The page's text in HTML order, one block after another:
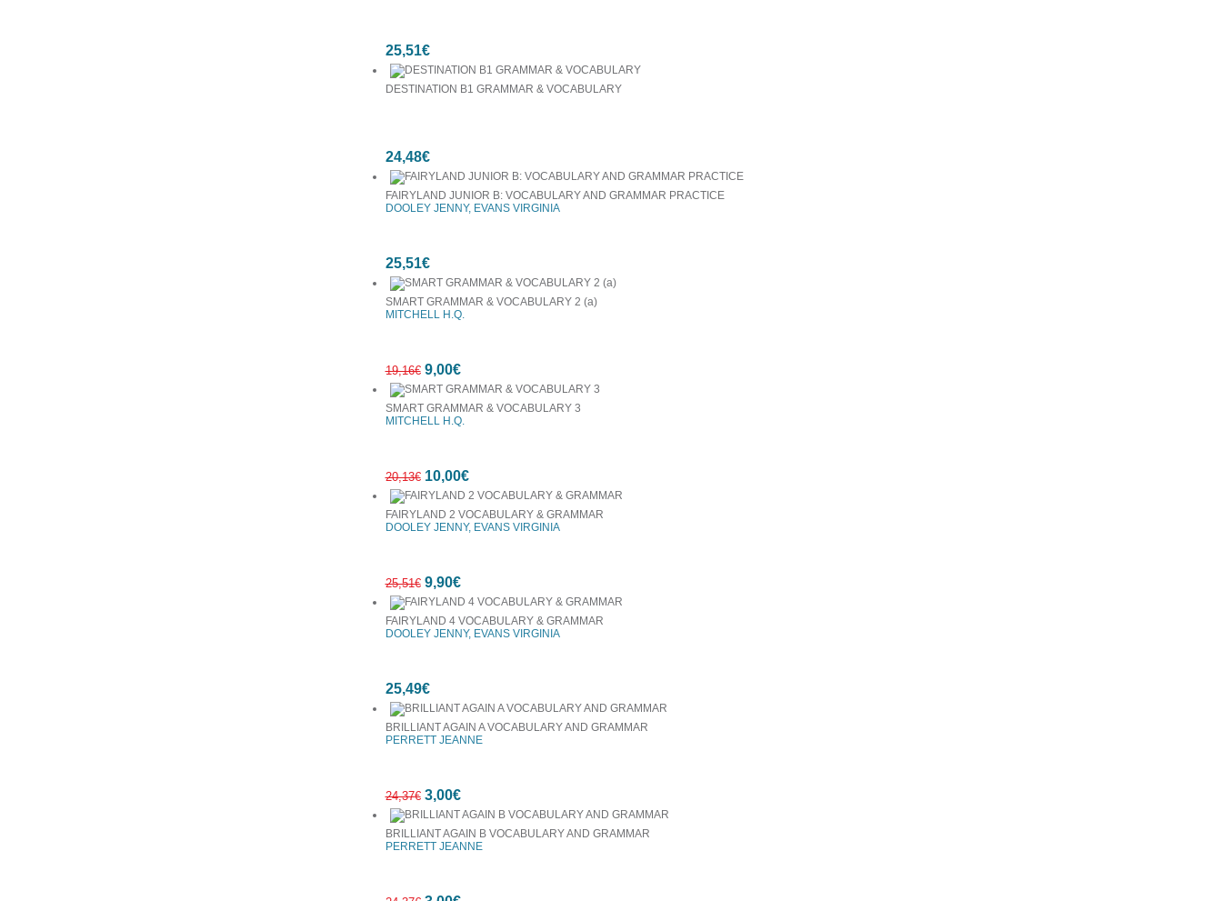
25,51€
DESTINATION B1 GRAMMAR & VOCABULARY
24,48€
FAIRYLAND JUNIOR B: VOCABULARY AND GRAMMAR PRACTICE
DOOLEY JENNY, EVANS VIRGINIA
25,51€
SMART GRAMMAR & VOCABULARY 2 (a)
MITCHELL H.Q.
19,16€ 9,00€
SMART GRAMMAR & VOCABULARY 3
MITCHELL H.Q.
20,13€ 10,00€
FAIRYLAND 2 VOCABULARY & GRAMMAR
DOOLEY JENNY, EVANS VIRGINIA
25,51€ 9,90€
FAIRYLAND 4 VOCABULARY & GRAMMAR
DOOLEY JENNY, EVANS VIRGINIA
25,49€
BRILLIANT AGAIN A VOCABULARY AND GRAMMAR
PERRETT JEANNE
24,37€ 3,00€
BRILLIANT AGAIN Β VOCABULARY AND GRAMMAR
PERRETT JEANNE